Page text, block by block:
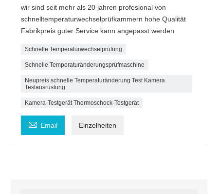
wir sind seit mehr als 20 jahren profesional von
schnelltemperaturwechselprüfkammern hohe Qualität
Fabrikpreis guter Service kann angepasst werden
Schnelle Temperaturwechselprüfung
Schnelle Temperaturänderungsprüfmaschine
Neupreis schnelle Temperaturänderung Test Kamera
Testausrüstung
Kamera-Testgerät Thermoschock-Testgerät
 Email Einzelheiten